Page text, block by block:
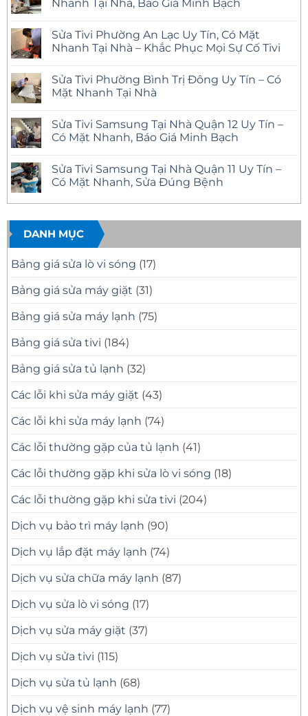
Nhanh Tại Nhà, Báo Giá Minh Bạch
bình
luận
ở
Phường
Tân
Tạo
Có
Mặt
Nhanh
Báo
Giá
Minh
Sửa Tivi Phường An Lạc Uy Tín, Có Mặt
Nhanh Tại Nhà – Khắc Phục Mọi Sự Cố Tivi
bình
luận
ở
Phường
An
Lạc
Có
Mặt
Nhanh
Nhà
Khắc
Phục
Mọi
Sự
Cố
Tivi
Sửa Tivi Phường Bình Trị Đông Uy Tín – Có
Mặt Nhanh Tại Nhà
bình
luận
ở
Phường
Bình
Trị
Uy
–
Có
Mặt
Nhanh
Tại
Nhà
Sửa Tivi Samsung Tại Nhà Quận 12 Uy Tín –
Có Mặt Nhanh, Báo Giá Minh Bạch
bình
luận
ở
Tivi
Tại
Nhà
Quận
12
Uy
Tín
Có
Mặt
Báo
Giá
Bạch
Sửa Tivi Samsung Tại Nhà Quận 11 Uy Tín –
Có Mặt Nhanh, Sửa Đúng Bệnh
có
luận
ở
Sửa
Tivi
Samsung
Tại
Quận
11
Tín
–
Mặt
Nhanh,
Đúng
Bệnh
DANH MỤC
Bảng giá sửa lò vi sóng (17)
Bảng giá sửa máy giặt (31)
Bảng giá sửa máy lạnh (75)
Bảng giá sửa tivi (184)
Bảng giá sửa tủ lạnh (32)
Các lỗi khi sửa máy giặt (43)
Các lỗi khi sửa máy lạnh (74)
Các lỗi thường gặp của tủ lạnh (41)
Các lỗi thường gặp khi sửa lò vi sóng (18)
Các lỗi thường gặp khi sửa tivi (204)
Dịch vụ bảo trì máy lạnh (90)
Dịch vụ lắp đặt máy lạnh (74)
Dịch vụ sửa chữa máy lạnh (87)
Dịch vụ sửa lò vi sóng (17)
Dịch vụ sửa máy giặt (37)
Dịch vụ sửa tivi (115)
Dịch vụ sửa tủ lạnh (68)
Dịch vụ vệ sinh máy lạnh (77)